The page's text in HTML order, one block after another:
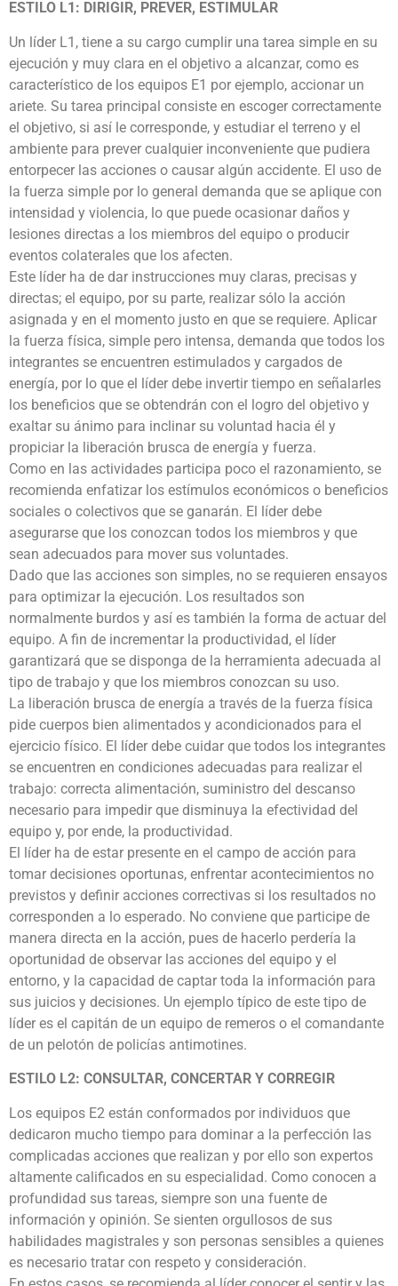
ESTILO L1: DIRIGIR, PREVER, ESTIMULAR
Un líder L1, tiene a su cargo cumplir una tarea simple en su
ejecución y muy clara en el objetivo a alcanzar, como es
característico de los equipos E1 por ejemplo, accionar un
ariete. Su tarea principal consiste en escoger correctamente
el objetivo, si así le corresponde, y estudiar el terreno y el
ambiente para prever cualquier inconveniente que pudiera
entorpecer las acciones o causar algún accidente. El uso de
la fuerza simple por lo general demanda que se aplique con
intensidad y violencia, lo que puede ocasionar daños y
lesiones directas a los miembros del equipo o producir
eventos colaterales que los afecten.
Este líder ha de dar instrucciones muy claras, precisas y
directas; el equipo, por su parte, realizar sólo la acción
asignada y en el momento justo en que se requiere. Aplicar
la fuerza física, simple pero intensa, demanda que todos los
integrantes se encuentren estimulados y cargados de
energía, por lo que el líder debe invertir tiempo en señalarles
los beneficios que se obtendrán con el logro del objetivo y
exaltar su ánimo para inclinar su voluntad hacia él y
propiciar la liberación brusca de energía y fuerza.
Como en las actividades participa poco el razonamiento, se
recomienda enfatizar los estímulos económicos o beneficios
sociales o colectivos que se ganarán. El líder debe
asegurarse que los conozcan todos los miembros y que
sean adecuados para mover sus voluntades.
Dado que las acciones son simples, no se requieren ensayos
para optimizar la ejecución. Los resultados son
normalmente burdos y así es también la forma de actuar del
equipo. A fin de incrementar la productividad, el líder
garantizará que se disponga de la herramienta adecuada al
tipo de trabajo y que los miembros conozcan su uso.
La liberación brusca de energía a través de la fuerza física
pide cuerpos bien alimentados y acondicionados para el
ejercicio físico. El líder debe cuidar que todos los integrantes
se encuentren en condiciones adecuadas para realizar el
trabajo: correcta alimentación, suministro del descanso
necesario para impedir que disminuya la efectividad del
equipo y, por ende, la productividad.
El líder ha de estar presente en el campo de acción para
tomar decisiones oportunas, enfrentar acontecimientos no
previstos y definir acciones correctivas si los resultados no
corresponden a lo esperado. No conviene que participe de
manera directa en la acción, pues de hacerlo perdería la
oportunidad de observar las acciones del equipo y el
entorno, y la capacidad de captar toda la información para
sus juicios y decisiones. Un ejemplo típico de este tipo de
líder es el capitán de un equipo de remeros o el comandante
de un pelotón de policías antimotines.
ESTILO L2: CONSULTAR, CONCERTAR Y CORREGIR
Los equipos E2 están conformados por individuos que
dedicaron mucho tiempo para dominar a la perfección las
complicadas acciones que realizan y por ello son expertos
altamente calificados en su especialidad. Como conocen a
profundidad sus tareas, siempre son una fuente de
información y opinión. Se sienten orgullosos de sus
habilidades magistrales y son personas sensibles a quienes
es necesario tratar con respeto y consideración.